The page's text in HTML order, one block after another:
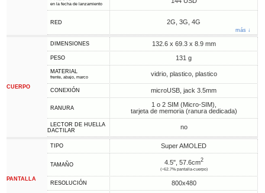
en la fecha de lanzamiento
RED 2G, 3G, 4G
más ↓
CUERPO
DIMENSIONES 132.6 x 69.3 x 8.9 mm
PESO 131 g
MATERIAL
frente, abajo, marco vidrio, plastico, plastico
CONEXIÓN microUSB, jack 3.5mm
RANURA
1 o 2 SIM (Micro-SIM),
tarjeta de memoria (ranura dedicada)
LECTOR DE HUELLA
DACTILAR
no
PANTALLA
TIPO Super AMOLED
TAMAÑO 4.5", 57.6cm2
(~62.7% pantalla-cuerpo)
RESOLUCIÓN 800x480